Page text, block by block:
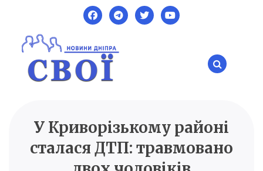
content
SVOI.DP.UA
Новини Дніпра
У Криворізькому районі
сталася ДТП: травмовано